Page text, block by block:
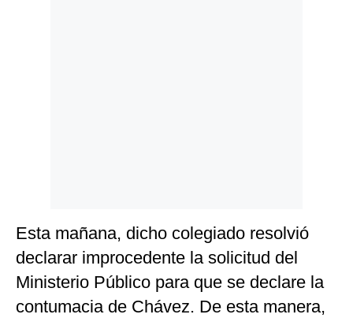
Esta mañana, dicho colegiado resolvió
declarar improcedente la solicitud del
Ministerio Público para que se declare la
contumacia de Chávez. De esta manera,